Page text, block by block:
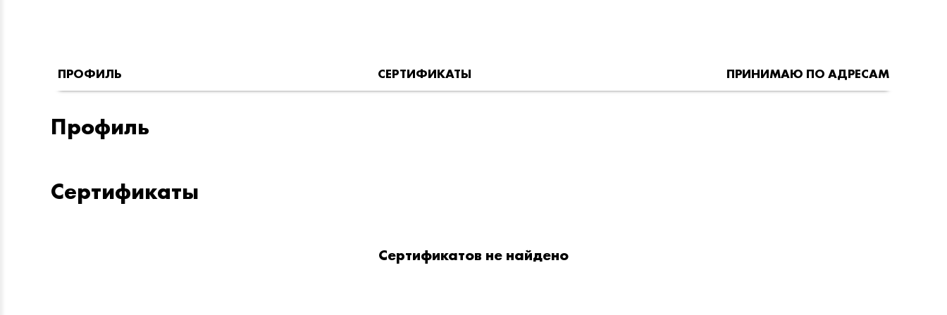
ПРОФИЛЬ СЕРТИФИКАТЫ ПРИНИМАЮ ПО АДРЕСАМ
Профиль
Сертификаты
Сертификатов не найдено